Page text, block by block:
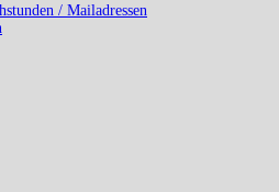
/ Mailadressen